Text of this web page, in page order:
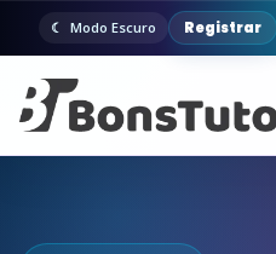
Modo Escuro Registrar